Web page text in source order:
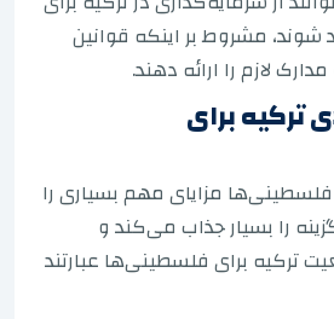
مشروط بر اینکه قوانین
لازم را ارائه دهند.
ترکیه برای
فلسطینی‌ها مزایای مهم بسیاری را
را بسیار جذاب می‌کند و
ترکیه برای فلسطینی‌ها عبارتند